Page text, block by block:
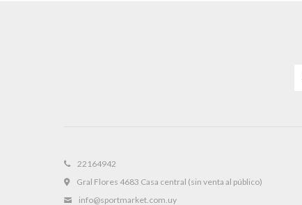
22164942
Gral Flores 4683 Casa central (sin venta al público)
info@sportmarket.com.uy